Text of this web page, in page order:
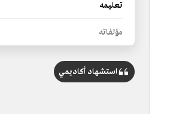
تعليمه
مؤلفاته
استشهاد أكاديمي